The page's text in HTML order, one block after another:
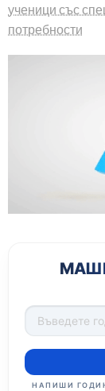
ученици със
потребности
НАПИШИ